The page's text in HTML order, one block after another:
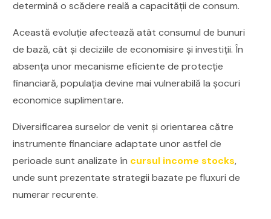
determină o scădere reală a capacității de consum.
Această evoluție afectează atât consumul de bunuri
de bază, cât și deciziile de economisire și investiții. În
absența unor mecanisme eficiente de protecție
financiară, populația devine mai vulnerabilă la șocuri
economice suplimentare.
Diversificarea surselor de venit și orientarea către
instrumente financiare adaptate unor astfel de
perioade sunt analizate în cursul income stocks,
unde sunt prezentate strategii bazate pe fluxuri de
numerar recurente.